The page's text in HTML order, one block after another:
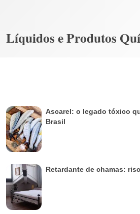
Líquidos e Produtos
Ascarel: o legado tóxico
Brasil
Retardante de chamas: